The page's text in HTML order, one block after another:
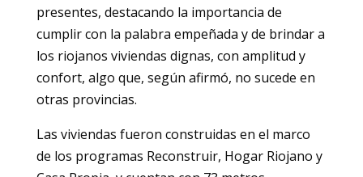
presentes, destacando la importancia de
cumplir con la palabra empeñada y de brindar a
los riojanos viviendas dignas, con amplitud y
confort, algo que, según afirmó, no sucede en
otras provincias.
Las viviendas fueron construidas en el marco
de los programas Reconstruir, Hogar Riojano y